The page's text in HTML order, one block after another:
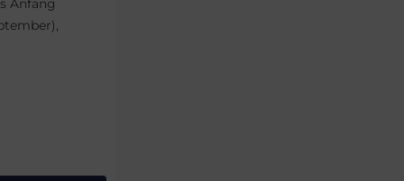
Anfang